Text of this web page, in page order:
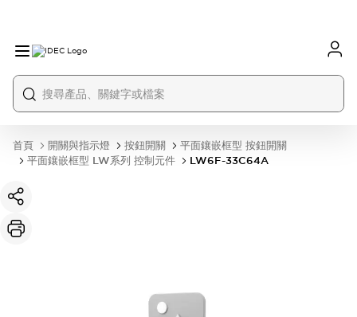
首頁 開關與指示燈 按鈕開關
平面鑲嵌框型 按鈕開關
平面鑲嵌框型 LW系列 控制元件
LW6F-33C64A